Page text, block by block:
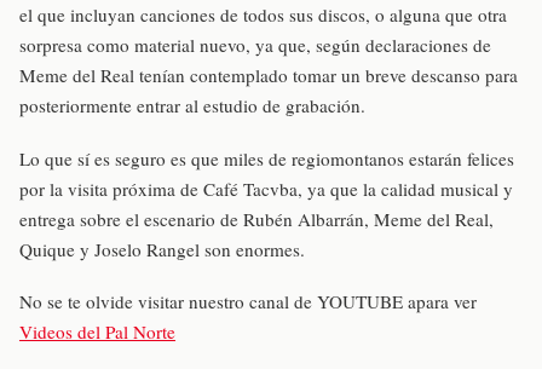
el que incluyan canciones de todos sus discos, o alguna que otra
sorpresa como material nuevo, ya que, según declaraciones de
Meme del Real tenían contemplado tomar un breve descanso para
posteriormente entrar al estudio de grabación.
Lo que sí es seguro es que miles de regiomontanos estarán felices
por la visita próxima de Café Tacvba, ya que la calidad musical y
entrega sobre el escenario de Rubén Albarrán, Meme del Real,
Quique y Joselo Rangel son enormes.
No se te olvide visitar nuestro canal de YOUTUBE apara ver
Videos del Pal Norte